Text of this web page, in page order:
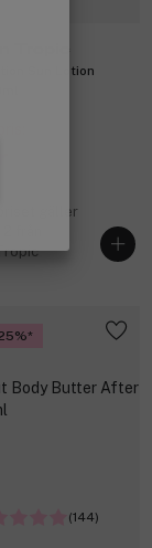
Sun Lotion
gäller
(144)